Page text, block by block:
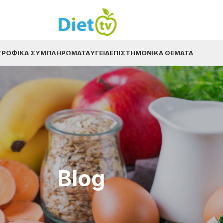
ΣΥΜΠΛΗΡΏΜΑΤΑΥΓΕΊΑΕΠΙΣΤΗΜΟΝΙΚΆ ΘΈΜΑΤΑ
Blog